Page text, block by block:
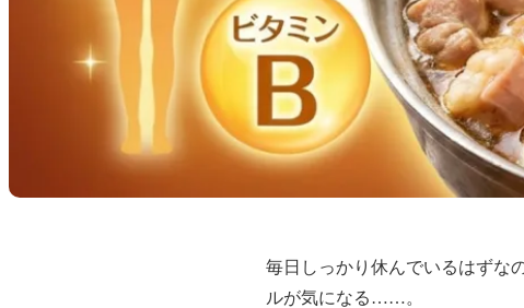
毎日しっかり休んでいるはずな
ルが気になる……。